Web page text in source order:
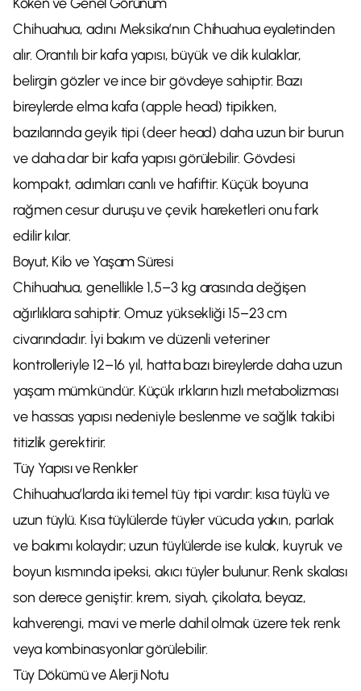
Chihuahua, adını Meksika’nın Chihuahua eyaletinden
alır. Orantılı bir kafa yapısı, büyük ve dik kulaklar,
belirgin gözler ve ince bir gövdeye sahiptir. Bazı
bireylerde elma kafa (apple head) tipikken,
bazılarında geyik tipi (deer head) daha uzun bir burun
ve daha dar bir kafa yapısı görülebilir. Gövdesi
kompakt, adımları canlı ve hafiftir. Küçük boyuna
rağmen cesur duruşu ve çevik hareketleri onu fark
edilir kılar.
Boyut, Kilo ve Yaşam Süresi
Chihuahua, genellikle 1,5–3 kg arasında değişen
ağırlıklara sahiptir. Omuz yüksekliği 15–23 cm
civarındadır. İyi bakım ve düzenli veteriner
kontrolleriyle 12–16 yıl, hatta bazı bireylerde daha uzun
yaşam mümkündür. Küçük ırkların hızlı metabolizması
ve hassas yapısı nedeniyle beslenme ve sağlık takibi
titizlik gerektirir.
Tüy Yapısı ve Renkler
Chihuahua’larda iki temel tüy tipi vardır: kısa tüylü ve
uzun tüylü. Kısa tüylülerde tüyler vücuda yakın, parlak
ve bakımı kolaydır; uzun tüylülerde ise kulak, kuyruk ve
boyun kısmında ipeksi, akıcı tüyler bulunur. Renk skalası
son derece geniştir: krem, siyah, çikolata, beyaz,
kahverengi, mavi ve merle dahil olmak üzere tek renk
veya kombinasyonlar görülebilir.
Tüy Dökümü ve Alerji Notu